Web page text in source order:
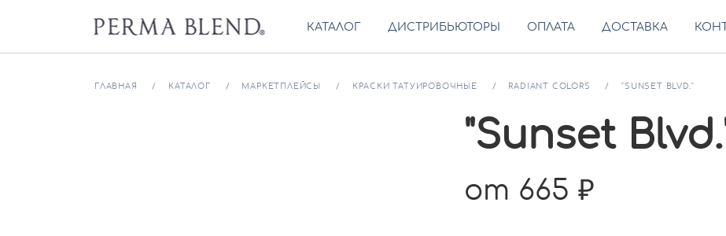
КАТАЛОГ ДИСТРИБЬЮТОРЫ ОПЛАТА ДОСТАВКА
ГЛАВНАЯ КАТАЛОГ МАРКЕТПЛЕЙСЫ КРАСКИ ТАТУИРОВОЧНЫЕ RADIANT COLORS "SUNSET BLVD."
"Sunset
от 665